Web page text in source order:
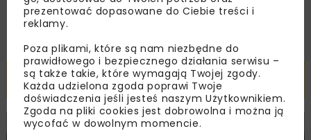
Powiązane artykuły
KOLEJ WIADOMOŚCI
prezentować dopasowane do Ciebie treści i
reklamy.
Poza plikami, które są nam niezbędne do
prawidłowego i bezpiecznego działania serwisu –
są także takie, które wymagają Twojej zgody.
Każda udzielona zgoda poprawi Twoje
doświadczenia jeśli jesteś naszym Użytkownikiem.
Zgoda na pliki cookies jest dobrowolna i można ją
wycofać w dowolnym momencie.